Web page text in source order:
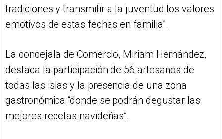
tradiciones y transmitir a la juventud los valores
emotivos de estas fechas en familia”.
La concejala de Comercio, Miriam Hernández,
destaca la participación de 56 artesanos de
todas las islas y la presencia de una zona
gastronómica “donde se podrán degustar las
mejores recetas navideñas”.